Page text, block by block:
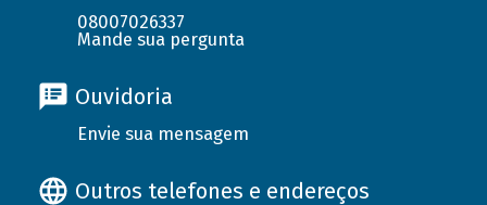
08007026337
Mande sua pergunta
Ouvidoria
Envie sua mensagem
Outros telefones e endereços